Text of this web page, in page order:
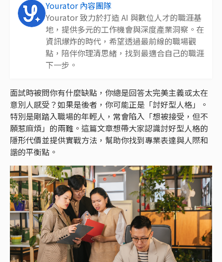
Yourator 內容團隊
Yourator 致力於打造 AI 與數位人才的職涯基
地，提供多元的工作機會與深度產業洞察。在
資訊爆炸的時代，希望透過最前線的職場觀
點，陪伴你理清思緒，找到最適合自己的職涯
下一步。
面試時被問你有什麼缺點，你總是回答太完美主義或太在
意別人感受？如果是後者，你可能正是「討好型人格」。
特別是剛踏入職場的年輕人，常會陷入「想被接受，但不
願惹麻煩」的兩難。這篇文章想帶大家認識討好型人格的
隱形代價並提供實戰方法，幫助你找到專業表達與人際和
諧的平衡點。